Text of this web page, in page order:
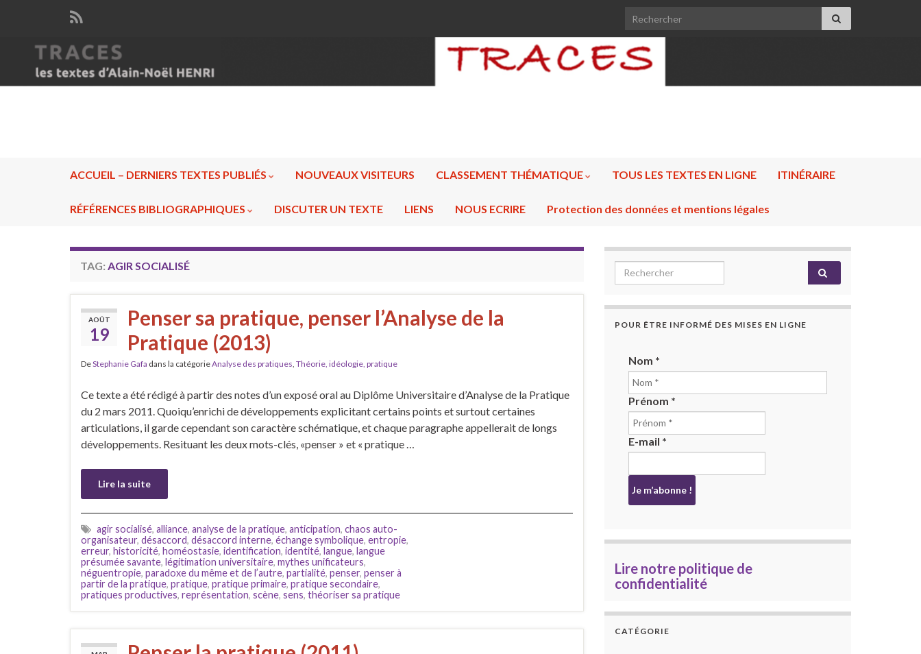
Search for:
ACCUEIL – DERNIERS TEXTES PUBLIÉS NOUVEAUX VISITEURS CLASSEMENT THÉMATIQUE TOUS LES TEXTES EN LIGNE ITINÉRAIRE
RÉFÉRENCES BIBLIOGRAPHIQUES DISCUTER UN TEXTE LIENS NOUS ECRIRE Protection des données et mentions légales
TAG: AGIR SOCIALISÉ
AOÛT
19
Penser sa pratique, penser l’Analyse de la
Pratique (2013)
DeStephanie Gafa dans la catégorieAnalyse des pratiques Théorie, idéologie, pratique
Ce texte a été rédigé à partir des notes d’un exposé oral au Diplôme Universitaire d’Analyse de la Pratique
du 2 mars 2011. Quoiqu’enrichi de développements explicitant certains points et surtout certaines
articulations, il garde cependant son caractère schématique, et chaque paragraphe appellerait de longs
développements. Resituant les deux mots-clés, «penser » et « pratique …
Lire la suite
agir socialisé, alliance, analyse de la pratique, anticipation, chaos auto-
organisateur, désaccord, désaccord interne, échange symbolique, entropie,
erreur, historicité, homéostasie, identification, identité, langue, langue
présumée savante, légitimation universitaire, mythes unificateurs,
néguentropie, paradoxe du même et de l’autre, partialité, penser, penser à
partir de la pratique, pratique, pratique primaire, pratique secondaire,
pratiques productives, représentation, scène, sens, théoriser sa pratique
Search for:
POUR ÊTRE INFORMÉ DES MISES EN LIGNE
Nom *
Prénom *
E-mail *
Lire notre politique de
confidentialité
CATÉGORIE